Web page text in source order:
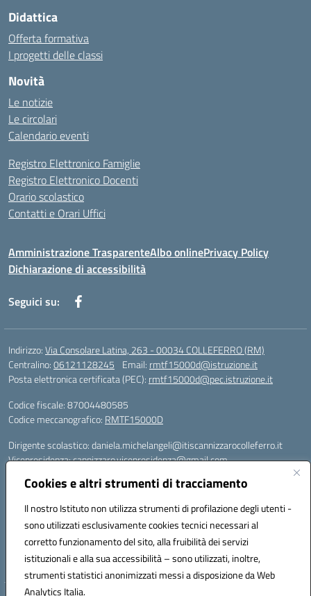
Cookies e altri strumenti di tracciamento
Il nostro Istituto non utilizza strumenti di profilazione degli utenti -
sono utilizzati esclusivamente cookies tecnici necessari al
corretto funzionamento del sito, alla fruibilità dei servizi
istituzionali e alla sua accessibilità – sono utilizzati, inoltre,
strumenti statistici anonimizzati messi a disposizione da Web
Analytics Italia.
Didattica
Offerta formativa
I progetti delle classi
Novità
Le notizie
Le circolari
Calendario eventi
Registro Elettronico Famiglie
Registro Elettronico Docenti
Orario scolastico
Contatti e Orari Uffici
Amministrazione TrasparenteAlbo onlinePrivacy Policy
Dichiarazione di accessibilità
Seguici su:
Indirizzo:Via Consolare Latina, 263 - 00034 COLLEFERRO (RM)
Centralino:06121128245 Email: rmtf15000d@istruzione.it
Posta elettronica certificata (PEC): rmtf15000d@pec.istruzione.it
Codice fiscale: 87004480585
Codice meccanografico: RMTF15000D
Dirigente scolastico: daniela.michelangeli@itiscannizzarocolleferro.it
Vicepresidenza: cannizzaro.vicepresidenza@gmail.com
Supporto piattaforme DDI (creazione account e rigenerazione credenziali)
supporto_gsuite@itiscannizzarocolleferro.it
Microsoft Office 365 (Teams):
supporto_office365@cannizzaro.onmicrosoft.com